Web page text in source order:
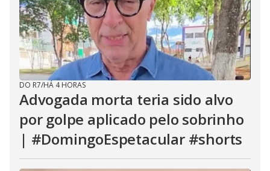
DO R7/HÁ 4 HORAS
Advogada morta teria sido alvo
por golpe aplicado pelo sobrinho
| #DomingoEspetacular #shorts